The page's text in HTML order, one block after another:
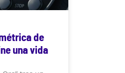
de
una vida